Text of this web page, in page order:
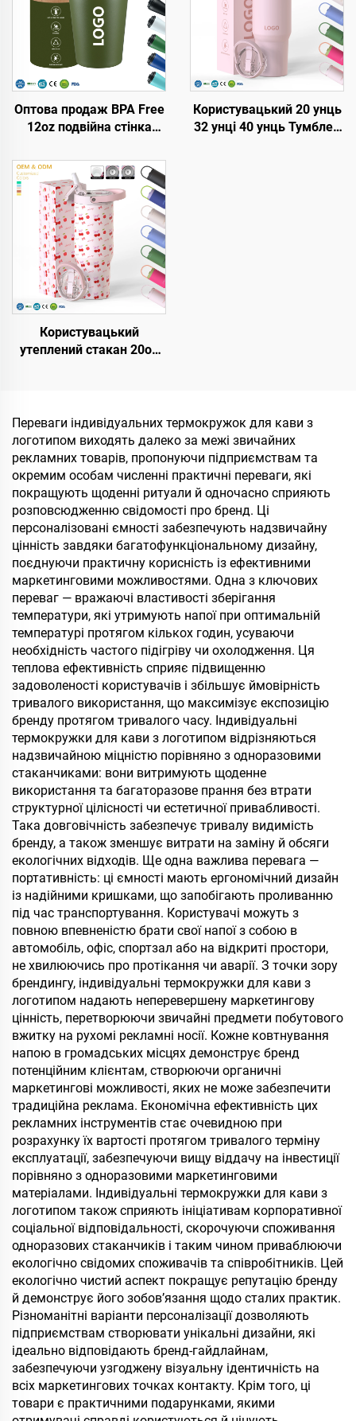
Оптова продаж BPA Free
12oz подвійна стінка
кавові кружки з
нержавіючої сталі,
вакуумний термос з
індивідуальним
логотипом
Користувацький 20 унць
32 унці 40 унць Тумблер
Користувацький
утеплений стакан 20oz
нержавіюча подорожня
кружка з ручкою для
гарячих і холодних
напоїв
Переваги індивідуальних термокружок для кави з
логотипом виходять далеко за межі звичайних
рекламних товарів, пропонуючи підприємствам та
окремим особам численні практичні переваги, які
покращують щоденні ритуали й одночасно сприяють
розповсюдженню свідомості про бренд. Ці
персоналізовані ємності забезпечують надзвичайну
цінність завдяки багатофункціональному дизайну,
поєднуючи практичну корисність із ефективними
маркетинговими можливостями. Одна з ключових
переваг — вражаючі властивості зберігання
температури, які утримують напої при оптимальній
температурі протягом кількох годин, усуваючи
необхідність частого підігріву чи охолодження. Ця
теплова ефективність сприяє підвищенню
задоволеності користувачів і збільшує ймовірність
тривалого використання, що максимізує експозицію
бренду протягом тривалого часу. Індивідуальні
термокружки для кави з логотипом відрізняються
надзвичайною міцністю порівняно з одноразовими
стаканчиками: вони витримують щоденне
використання та багаторазове прання без втрати
структурної цілісності чи естетичної привабливості.
Така довговічність забезпечує тривалу видимість
бренду, а також зменшує витрати на заміну й обсяги
екологічних відходів. Ще одна важлива перевага —
портативність: ці ємності мають ергономічний дизайн
із надійними кришками, що запобігають проливанню
під час транспортування. Користувачі можуть з
повною впевненістю брати свої напої з собою в
автомобіль, офіс, спортзал або на відкриті простори,
не хвилюючись про протікання чи аварії. З точки зору
брендингу, індивідуальні термокружки для кави з
логотипом надають неперевершену маркетингову
цінність, перетворюючи звичайні предмети побутового
вжитку на рухомі рекламні носії. Кожне ковтнування
напою в громадських місцях демонструє бренд
потенційним клієнтам, створюючи органичні
маркетингові можливості, яких не може забезпечити
традиційна реклама. Економічна ефективність цих
рекламних інструментів стає очевидною при
розрахунку їх вартості протягом тривалого терміну
експлуатації, забезпечуючи вищу віддачу на інвестиції
порівняно з одноразовими маркетинговими
матеріалами. Індивідуальні термокружки для кави з
логотипом також сприяють ініціативам корпоративної
соціальної відповідальності, скорочуючи споживання
одноразових стаканчиків і таким чином приваблюючи
екологічно свідомих споживачів та співробітників. Цей
екологічно чистий аспект покращує репутацію бренду
й демонструє його зобов’язання щодо сталих практик.
Різноманітні варіанти персоналізації дозволяють
підприємствам створювати унікальні дизайни, які
ідеально відповідають бренд-гайдлайнам,
забезпечуючи узгоджену візуальну ідентичність на
всіх маркетингових точках контакту. Крім того, ці
товари є практичними подарунками, якими